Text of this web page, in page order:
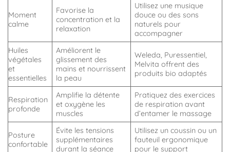
Moment
calme
Favorise la
concentration et la
relaxation
Utilisez une musique
douce ou des sons
naturels pour
accompagner
Huiles
végétales
et
essentielles
Améliorent le
glissement des
mains et nourrissent
la peau
Weleda, Puressentiel,
Melvita offrent des
produits bio adaptés
Respiration
profonde
Amplifie la détente
et oxygène les
muscles
Pratiquez des exercices
de respiration avant
d’entamer le massage
Posture
confortable
Évite les tensions
supplémentaires
durant la séance
Utilisez un coussin ou un
fauteuil ergonomique
pour le support